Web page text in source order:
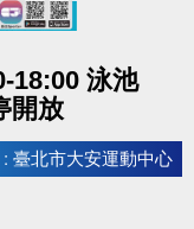
18:00 泳池
開放
: 臺北市大安運動中心